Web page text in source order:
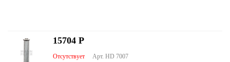
Арт. HD 7007
Отсутствует
15704 Р